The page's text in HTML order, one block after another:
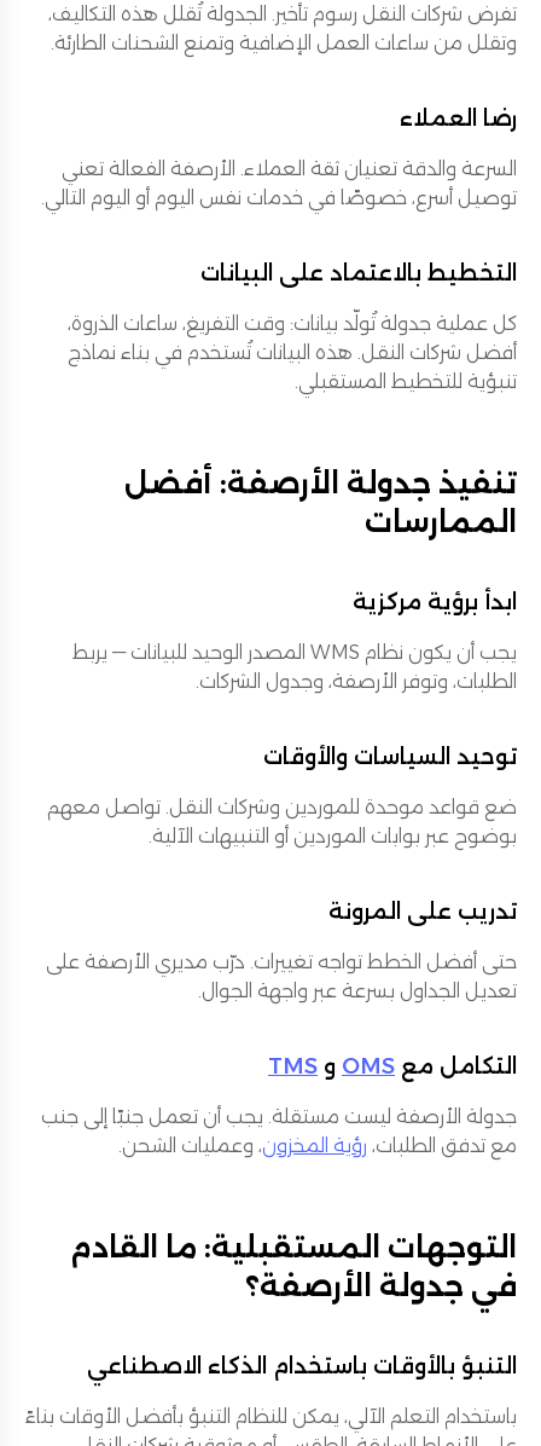
تفرض شركات النقل رسوم تأخير. الجدولة تُقلل هذه التكاليف،
وتقلل من ساعات العمل الإضافية وتمنع الشحنات الطارئة.
رضا العملاء
السرعة والدقة تعنيان ثقة العملاء. الأرصفة الفعالة تعني
توصيل أسرع، خصوصًا في خدمات نفس اليوم أو اليوم التالي.
التخطيط بالاعتماد على البيانات
كل عملية جدولة تُولّد بيانات: وقت التفريغ، ساعات الذروة،
أفضل شركات النقل. هذه البيانات تُستخدم في بناء نماذج
تنبؤية للتخطيط المستقبلي.
تنفيذ جدولة الأرصفة: أفضل
الممارسات
ابدأ برؤية مركزية
يجب أن يكون نظام WMS المصدر الوحيد للبيانات — يربط
الطلبات، وتوفر الأرصفة، وجدول الشركات.
توحيد السياسات والأوقات
ضع قواعد موحدة للموردين وشركات النقل. تواصل معهم
بوضوح عبر بوابات الموردين أو التنبيهات الآلية.
تدريب على المرونة
حتى أفضل الخطط تواجه تغييرات. درّب مديري الأرصفة على
تعديل الجداول بسرعة عبر واجهة الجوال.
التكامل مع OMS و TMS
جدولة الأرصفة ليست مستقلة. يجب أن تعمل جنبًا إلى جنب
مع تدفق الطلبات، رؤية المخزون، وعمليات الشحن.
التوجهات المستقبلية: ما القادم
في جدولة الأرصفة؟
التنبؤ بالأوقات باستخدام الذكاء الاصطناعي
باستخدام التعلم الآلي، يمكن للنظام التنبؤ بأفضل الأوقات بناءً